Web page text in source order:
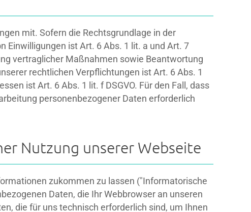
mit. Sofern die Rechtsgrundlage in der
Einwilligungen ist Art. 6 Abs. 1 lit. a und Art. 7
vertraglicher Maßnahmen sowie Beantwortung
rechtlichen Verpflichtungen ist Art. 6 Abs. 1
ist Art. 6 Abs. 1 lit. f DSGVO. Für den Fall, dass
personenbezogener Daten erforderlich
Nutzung unserer Webseite
zukommen zu lassen ("Informatorische
Daten, die Ihr Webbrowser an unseren
die für uns technisch erforderlich sind, um Ihnen